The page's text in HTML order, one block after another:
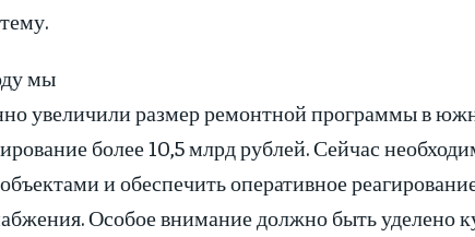
мы
увеличили размер ремонтной программы в
более 10,5 млрд рублей. Сейчас
и обеспечить оперативное
Особое внимание должно быть уделено